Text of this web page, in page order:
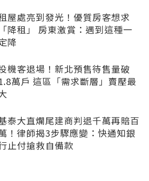
屋處亮到發光！優質房客想求
「降租」 房東激賞：遇到這種一
降
機客退場！新北預售待售量破
萬戶 這區「需求斷層」賣壓最
泰大直爛尾建商判退千萬再賠百
！律師揭3步驟應變：快通知銀
止付搶救自備款